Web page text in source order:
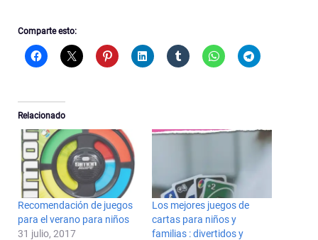
Comparte esto:
Relacionado
Recomendación de juegos
para el verano para niños
31 julio, 2017
Los mejores juegos de
cartas para niños y
familias : divertidos y